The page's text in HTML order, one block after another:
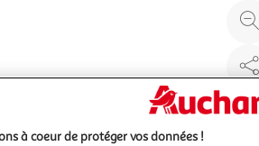
à coeur de protéger vos données !